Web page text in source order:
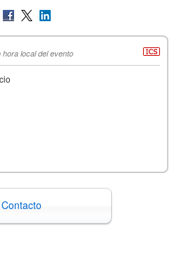
hora local del evento
Contacto